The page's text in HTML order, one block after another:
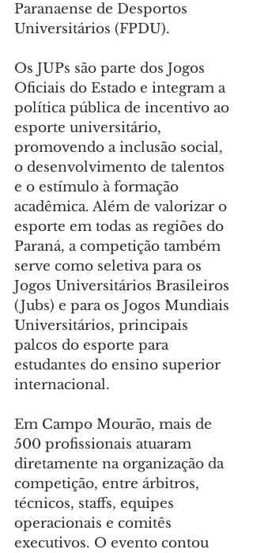
Paranaense de Desportos
Universitários (FPDU).
Os JUPs são parte dos Jogos
Oficiais do Estado e integram a
política pública de incentivo ao
esporte universitário,
promovendo a inclusão social,
o desenvolvimento de talentos
e o estímulo à formação
acadêmica. Além de valorizar o
esporte em todas as regiões do
Paraná, a competição também
serve como seletiva para os
Jogos Universitários Brasileiros
(Jubs) e para os Jogos Mundiais
Universitários, principais
palcos do esporte para
estudantes do ensino superior
internacional.
Em Campo Mourão, mais de
500 profissionais atuaram
diretamente na organização da
competição, entre árbitros,
técnicos, staffs, equipes
operacionais e comitês
executivos. O evento contou